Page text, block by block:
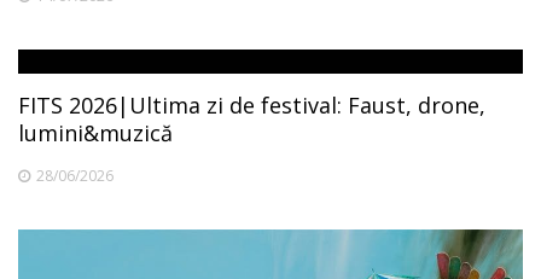
FITS 2026|Ultima zi de festival: Faust, drone,
lumini&muzică
28/06/2026